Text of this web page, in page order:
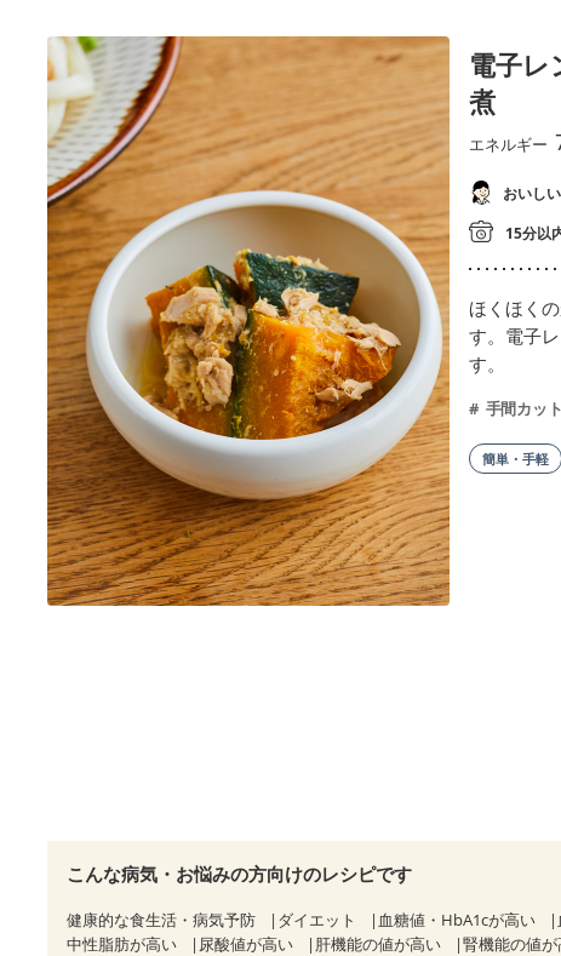
電子
煮
エネルギー
おいし
15分以
ほくほく
す。電子
す。
手間カット
簡単・手軽
こんな病気・お悩みの方向けのレシピです
健康的な食生活・病気予防 ダイエット 血糖値・HbA1cが高い
中性脂肪が高い
尿酸値が高い 肝機能の値が高い 腎機能の値